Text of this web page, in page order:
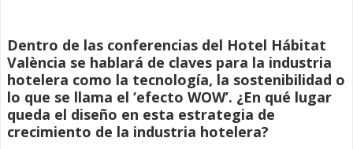
Dentro de las conferencias del Hotel Hábitat
València se hablará de claves para la industria
hotelera como la tecnología, la sostenibilidad o
lo que se llama el ‘efecto WOW’. ¿En qué lugar
queda el diseño en esta estrategia de
crecimiento de la industria hotelera?